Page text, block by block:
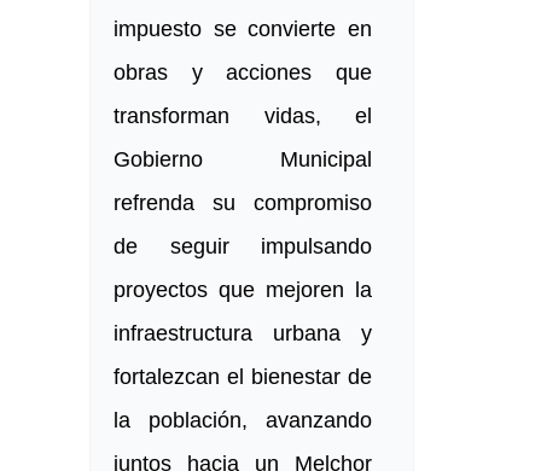
impuesto se convierte en
obras y acciones que
transforman vidas, el
Gobierno Municipal
refrenda su compromiso
de seguir impulsando
proyectos que mejoren la
infraestructura urbana y
fortalezcan el bienestar de
la población, avanzando
juntos hacia un Melchor